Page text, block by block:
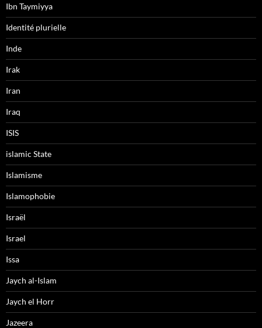
Ibn Taymiyya
Identité plurielle
Inde
Irak
Iran
Iraq
ISIS
islamic State
Islamisme
Islamophobie
Israël
Israel
Issa
Jaych al-Islam
Jaych el Horr
Jazeera